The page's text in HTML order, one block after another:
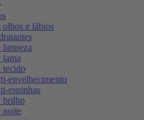
olhos e lábios
limpeza
lama
tecido
envelhecimento
espinhas
brilho
noite